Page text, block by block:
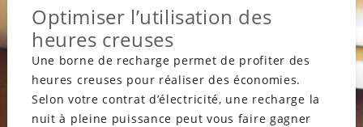
Optimiser l’utilisation des
heures creuses
Une borne de recharge permet de profiter des
heures creuses pour réaliser des économies.
Selon votre contrat d’électricité, une recharge la
nuit à pleine puissance peut vous faire gagner